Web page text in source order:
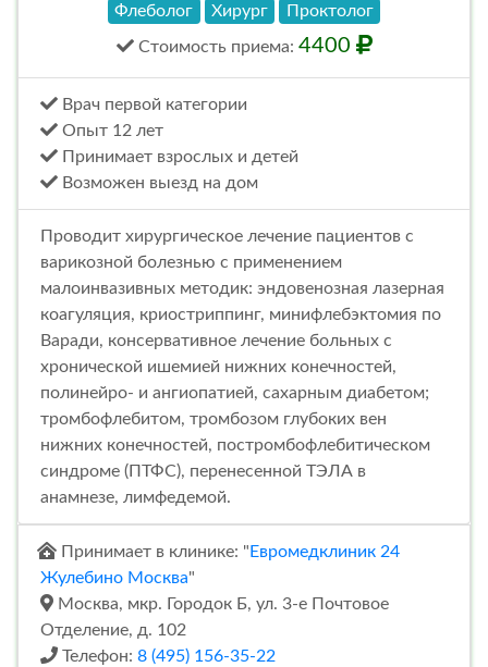
Флеболог Хирург Проктолог
Стоимость приема: 4400
Врач первой категории
Опыт 12 лет
Принимает взрослых и детей
Возможен выезд на дом
Проводит хирургическое лечение пациентов с
варикозной болезнью с применением
малоинвазивных методик: эндовенозная лазерная
коагуляция, криостриппинг, минифлебэктомия по
Варади, консервативное лечение больных с
хронической ишемией нижних конечностей,
полинейро- и ангиопатией, сахарным диабетом;
тромбофлебитом, тромбозом глубоких вен
нижних конечностей, постромбофлебитическом
синдроме (ПТФС), перенесенной ТЭЛА в
анамнезе, лимфедемой.
Принимает в клинике: " Евромедклиник 24
Жулебино Москва"
Москва, мкр. Городок Б, ул. 3-е Почтовое
Отделение, д. 102
Телефон: 8 (495) 156-35-22